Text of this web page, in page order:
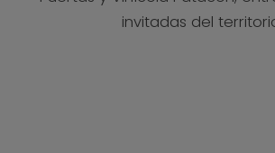
invitadas del